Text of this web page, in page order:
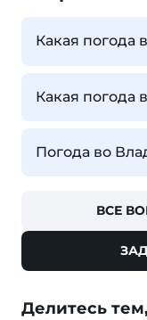
Какая погода
Какая погода
Погода во
ВСЕ
Делитесь